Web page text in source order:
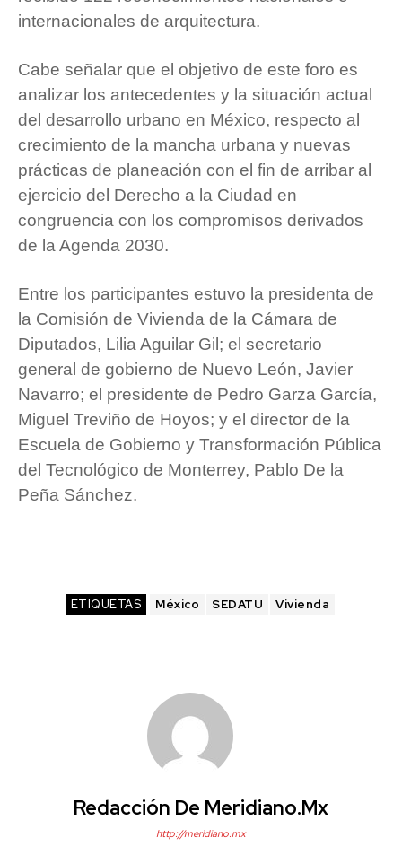
internacionales de arquitectura.
Cabe señalar que el objetivo de este foro es
analizar los antecedentes y la situación actual
del desarrollo urbano en México, respecto al
crecimiento de la mancha urbana y nuevas
prácticas de planeación con el fin de arribar al
ejercicio del Derecho a la Ciudad en
congruencia con los compromisos derivados
de la Agenda 2030.
Entre los participantes estuvo la presidenta de
la Comisión de Vivienda de la Cámara de
Diputados, Lilia Aguilar Gil; el secretario
general de gobierno de Nuevo León, Javier
Navarro; el presidente de Pedro Garza García,
Miguel Treviño de Hoyos; y el director de la
Escuela de Gobierno y Transformación Pública
del Tecnológico de Monterrey, Pablo De la
Peña Sánchez.
ETIQUETAS México SEDATU Vivienda
Redacción De Meridiano.mx
http://meridiano.mx